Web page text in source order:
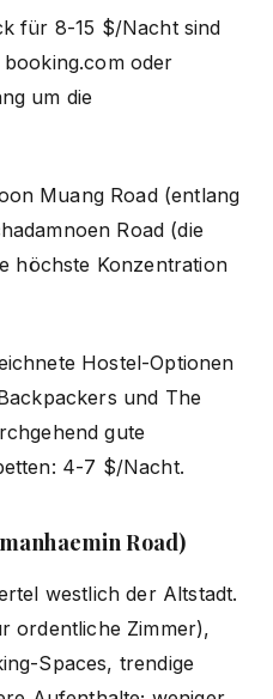
für 8-15 $/Nacht sind
oder
um die
Muang Road (entlang
Road (die
höchste Konzentration
Hostel-Optionen
und The
gute
4-7 $/Nacht.
Road)
westlich der Altstadt.
ordentliche Zimmer),
Spaces, trendige